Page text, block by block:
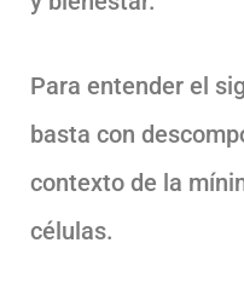
Para entender el
basta con
contexto de la
células.